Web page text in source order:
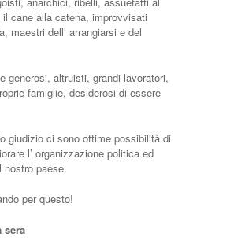
il cane alla catena, improvvisati
maestri dell’ arrangiarsi e del
generosi, altruisti, grandi lavoratori,
famiglie, desiderosi di essere
giudizio ci sono ottime possibilità di
l’ organizzazione politica ed
nostro paese.
per questo!
sera